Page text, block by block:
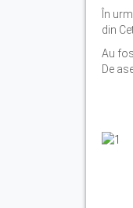
În
din
Au
De